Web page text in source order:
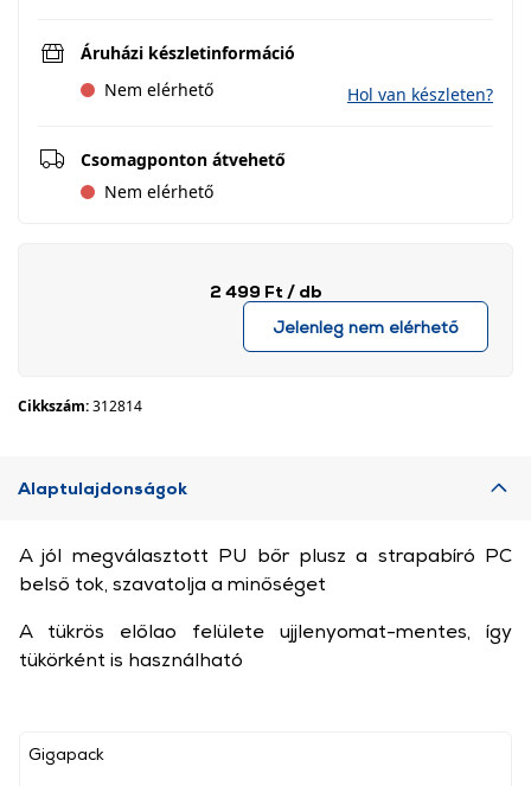
Áruházi készletinformáció
Nem elérhető
Hol van készleten?
Csomagponton átvehető
Nem elérhető
2 499 Ft / db
Jelenleg nem elérhető
Cikkszám:312814
Alaptulajdonságok
Gigapack
A jól megválasztott PU bőr plusz a strapabíró PC
belső tok, szavatolja a minőséget
A tükrös előlao felülete ujjlenyomat-mentes, így
tükörként is használható